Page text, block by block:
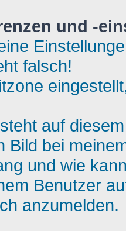
und -
falsch!
auf
Bild bei
und wie
Benutzer
anzumelden.